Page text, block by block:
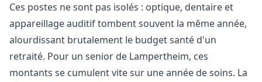
Ces postes ne sont pas isolés : optique, dentaire et
appareillage auditif tombent souvent la même année,
alourdissant brutalement le budget santé d'un
retraité. Pour un senior de Lampertheim, ces
montants se cumulent vite sur une année de soins. La